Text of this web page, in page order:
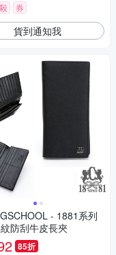
券
貨到通知我
- 1881系列
防刮牛皮長夾
85折